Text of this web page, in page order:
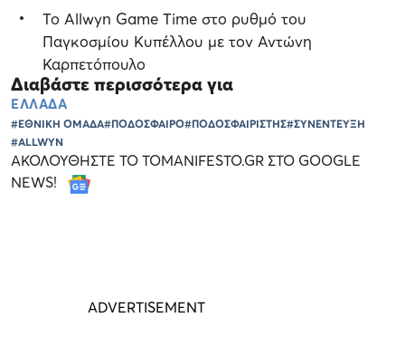
Το Allwyn Game Time στο ρυθμό του
Παγκοσμίου Κυπέλλου με τον Αντώνη
Καρπετόπουλο
Διαβάστε περισσότερα για
ΕΛΛΑΔΑ
#ΕΘΝΙΚΗ ΟΜΑΔΑ#ΠΟΔΟΣΦΑΙΡΟ#ΠΟΔΟΣΦΑΙΡΙΣΤΗΣ#ΣΥΝΕΝΤΕΥΞΗ
#ALLWYN
ΑΚΟΛΟΥΘΗΣΤΕ ΤΟ TOMANIFESTO.GR ΣΤΟ GOOGLE
NEWS!